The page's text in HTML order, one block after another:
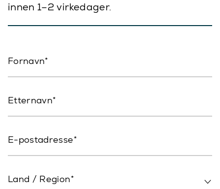
innen 1–2 virkedager.
Fornavn
Etternavn
E-postadresse
Land / Region*